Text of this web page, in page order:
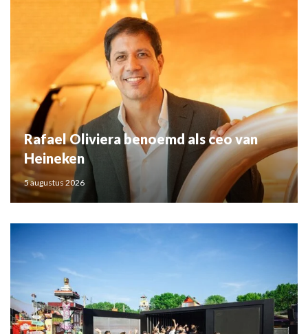
Rafael Oliviera benoemd als ceo van
Heineken
5 augustus 2026